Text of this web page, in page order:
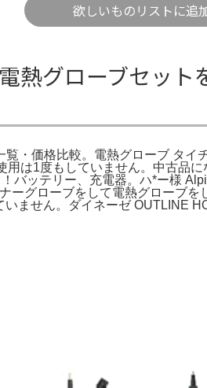
欲しいものリストに追
熱グローブセット
・価格比較。電熱グローブ タイ
は1度もしていません。中古品に
バッテリー、充電器。ハ*ー様
グローブをして電熱グローブを
ません。ダイネーゼ OUTLINE